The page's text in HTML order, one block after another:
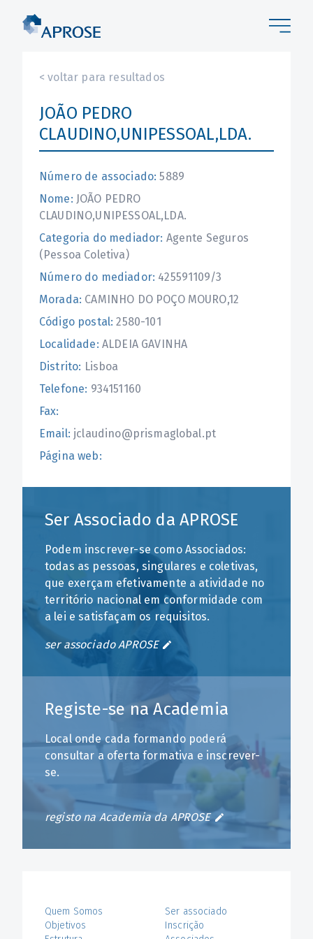
< voltar para resultados
JOÃO PEDRO
CLAUDINO,UNIPESSOAL,LDA.
Número de associado:5889
Nome: JOÃO PEDRO
CLAUDINO,UNIPESSOAL,LDA.
Categoria do mediador: Agente Seguros
(Pessoa Coletiva)
Número do mediador: 425591109/3
Morada: CAMINHO DO POÇO MOURO,12
Código postal:2580-101
Localidade: ALDEIA GAVINHA
Distrito: Lisboa
Telefone: 934151160
Fax:
Email: jclaudino@prismaglobal.pt
Página web:
Ser Associado da APROSE
Podem inscrever-se como Associados:
todas as pessoas, singulares e coletivas,
que exerçam efetivamente a atividade no
território nacional em conformidade com
a lei e satisfaçam os requisitos.
ser associado APROSE
Registe-se na Academia
Local onde cada formando poderá
consultar a oferta formativa e inscrever-
se.
registo na Academia da APROSE
Quem Somos
Objetivos
Ser associado
Inscrição